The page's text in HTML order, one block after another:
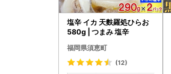
塩辛 イカ 天麩羅処ひらお
580g | つまみ 塩辛
福岡県須恵町
(12)